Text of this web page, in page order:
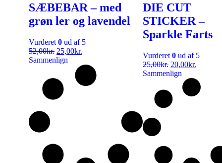
SÆBEBAR – med
grøn ler og lavendel
Vurderet 0 ud af 5
52,00kr. 25,00kr.
Sammenlign
DIE CUT
STICKER –
Sparkle Farts
Vurderet 0 ud af 5
25,00kr. 20,00kr.
Sammenlign